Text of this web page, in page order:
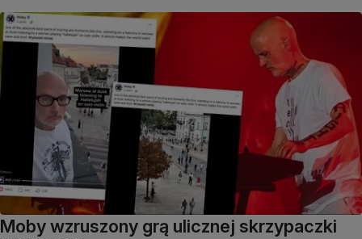
Moby wzruszony grą ulicznej skrzypaczki